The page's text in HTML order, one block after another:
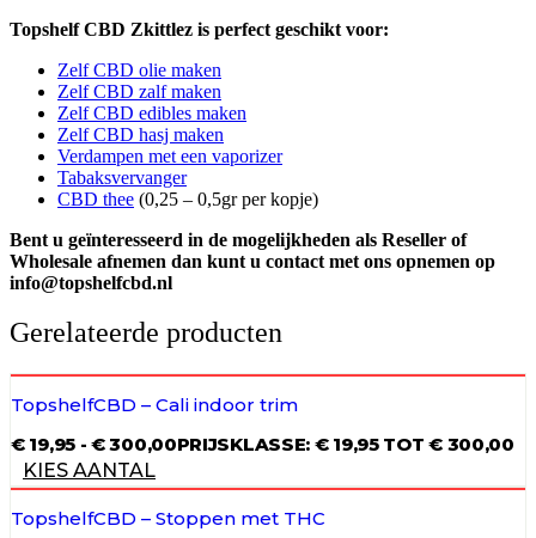
Topshelf CBD Zkittlez is perfect geschikt voor:
Zelf CBD olie maken
Zelf CBD zalf maken
Zelf CBD edibles maken
Zelf CBD hasj maken
Verdampen met een vaporizer
Tabaksvervanger
CBD thee (0,25 – 0,5gr per kopje)
Bent u geïnteresseerd in de mogelijkheden als Reseller of
Wholesale afnemen dan kunt u contact met ons opnemen op
info@topshelfcbd.nl
Gerelateerde producten
TopshelfCBD – Cali indoor trim
€19,95 - €300,00PRIJSKLASSE: € 19,95 TOT € 300,00
KIES AANTAL
TopshelfCBD – Stoppen met THC